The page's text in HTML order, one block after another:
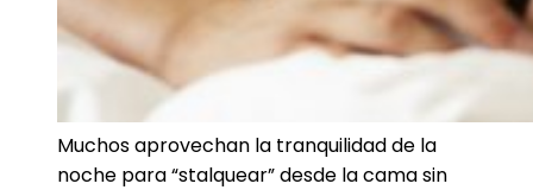
Muchos aprovechan la tranquilidad de la
noche para “stalquear” desde la cama sin